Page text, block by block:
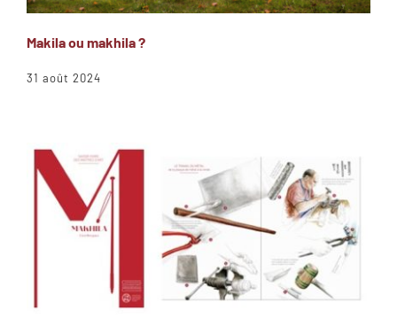
Makila ou makhila ?
31 août 2024